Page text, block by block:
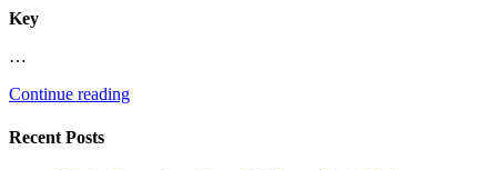
Key
…
Continue reading
Recent Posts